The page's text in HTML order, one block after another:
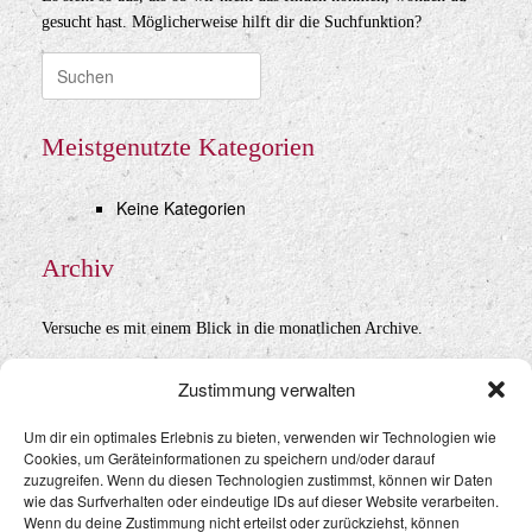
Zustimmung verwalten
Um dir ein optimales Erlebnis zu bieten, verwenden wir Technologien wie
Cookies, um Geräteinformationen zu speichern und/oder darauf
zuzugreifen. Wenn du diesen Technologien zustimmst, können wir Daten
wie das Surfverhalten oder eindeutige IDs auf dieser Website verarbeiten.
Wenn du deine Zustimmung nicht erteilst oder zurückziehst, können
gesucht hast. Möglicherweise hilft dir die Suchfunktion?
Suche
nach:
Meistgenutzte Kategorien
Keine Kategorien
Archiv
Versuche es mit einem Blick in die monatlichen Archive.
Datenschutz&Impressum